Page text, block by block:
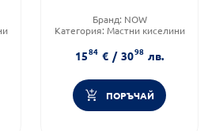
Бранд: NOW
Категория: Мастни киселини
1584 € / 3098 лв.
ПОРЪЧАЙ